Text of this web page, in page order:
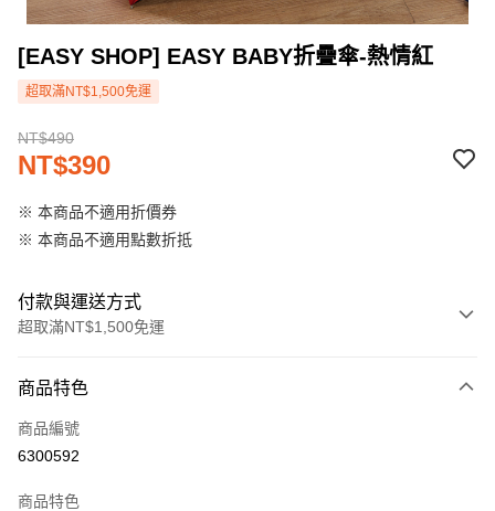
[EASY SHOP] EASY BABY折疊傘-熱情紅
超取滿NT$1,500免運
NT$490
NT$390
※ 本商品不適用折價券
※ 本商品不適用點數折抵
付款與運送方式
超取滿NT$1,500免運
信用卡一次付款
超商取貨付款
商品特色
商品編號
6300592
商品特色